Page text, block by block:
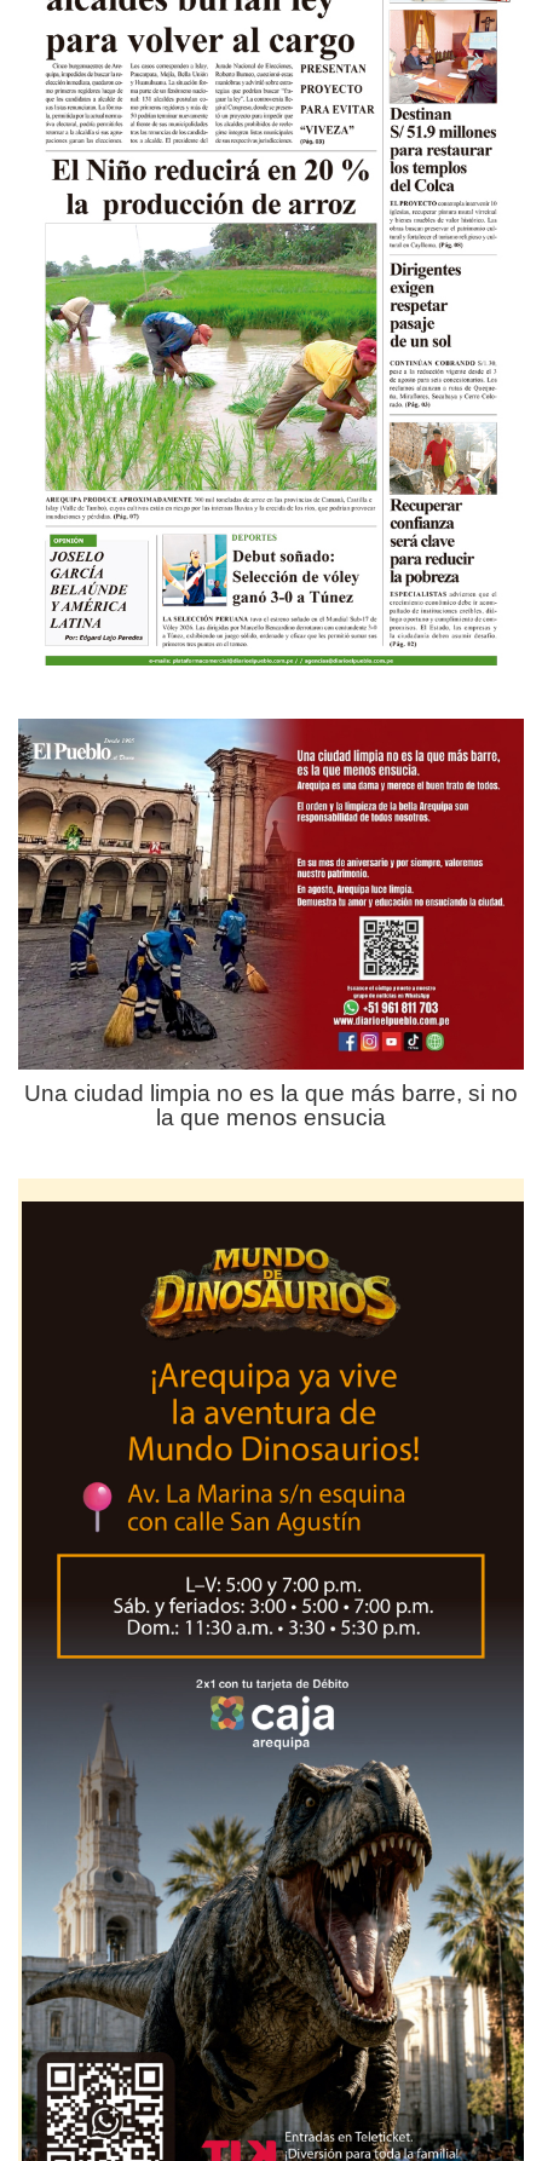
Una ciudad limpia no es la que más barre, si no
la que menos ensucia